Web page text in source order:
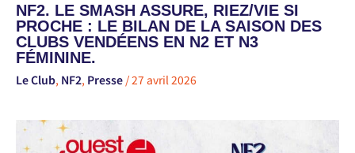
NF2. LE SMASH ASSURE, RIEZ/VIE SI
PROCHE : LE BILAN DE LA SAISON DES
CLUBS VENDÉENS EN N2 ET N3
FÉMININE.
Le Club, NF2, Presse /27 avril 2026